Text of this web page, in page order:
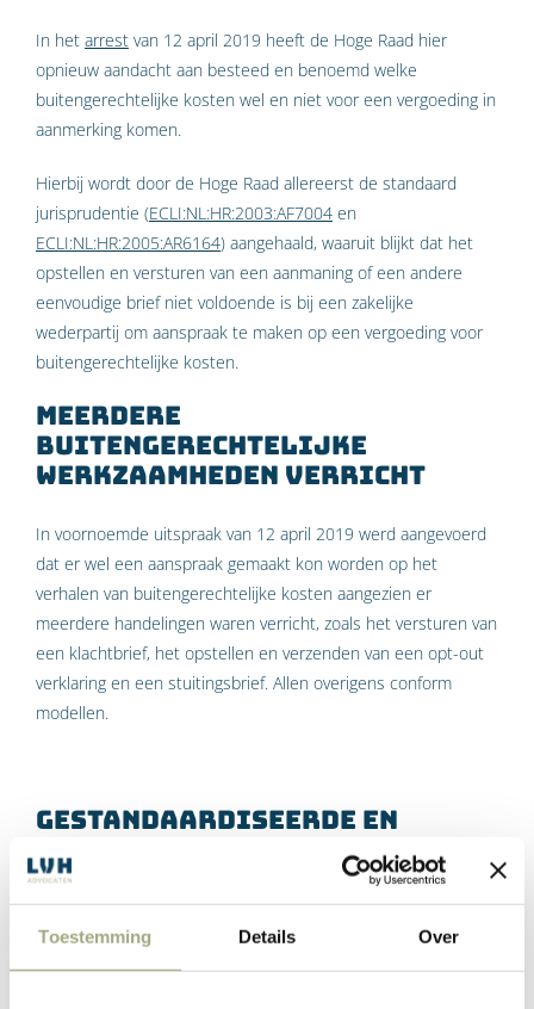
Toestemming Details Over
In het arrest van 12 april 2019 heeft de Hoge Raad hier
opnieuw aandacht aan besteed en benoemd welke
buitengerechtelijke kosten wel en niet voor een vergoeding in
aanmerking komen.
Hierbij wordt door de Hoge Raad allereerst de standaard
jurisprudentie (ECLI:NL:HR:2003:AF7004 en
ECLI:NL:HR:2005:AR6164) aangehaald, waaruit blijkt dat het
opstellen en versturen van een aanmaning of een andere
eenvoudige brief niet voldoende is bij een zakelijke
wederpartij om aanspraak te maken op een vergoeding voor
buitengerechtelijke kosten.
Meerdere
buitengerechtelijke
werkzaamheden verricht
In voornoemde uitspraak van 12 april 2019 werd aangevoerd
dat er wel een aanspraak gemaakt kon worden op het
verhalen van buitengerechtelijke kosten aangezien er
meerdere handelingen waren verricht, zoals het versturen van
een klachtbrief, het opstellen en verzenden van een opt-out
verklaring en een stuitingsbrief. Allen overigens conform
modellen.
Gestandaardiseerde en
eenvoudige werkzaamheden
De Hoge Raad oordeelt dat de verrichte buitengerechtelijke
werkzaamheden niet meer behelzen dan het opstellen en
versturen van enkele gestandaardiseerde stukken. Dergelijke